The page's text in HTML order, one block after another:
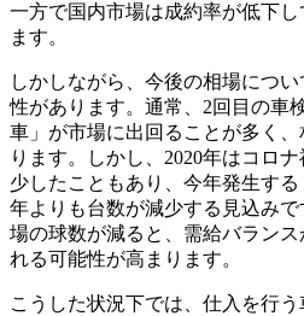
一方で国内市場は成約率が低下
ます。
しかしながら、今後の相場につ
性があります。通常、2回目の車
車」が市場に出回ることが多く
ります。しかし、2020年はコロ
少したこともあり、今年発生す
年よりも台数が減少する見込み
場の球数が減ると、需給バラン
れる可能性が高まります。
こうした状況下では、仕入を行